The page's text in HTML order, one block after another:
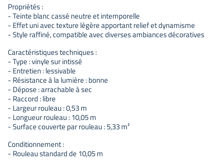
Propriétés :
- Teinte blanc cassé neutre et intemporelle
- Effet uni avec texture légère apportant relief et dynamisme
- Style raffiné, compatible avec diverses ambiances décoratives
Caractéristiques techniques :
- Type : vinyle sur intissé
- Entretien : lessivable
- Résistance à la lumière : bonne
- Dépose : arrachable à sec
- Raccord : libre
- Largeur rouleau : 0,53 m
- Longueur rouleau : 10,05 m
- Surface couverte par rouleau : 5,33 m²
Conditionnement :
- Rouleau standard de 10,05 m